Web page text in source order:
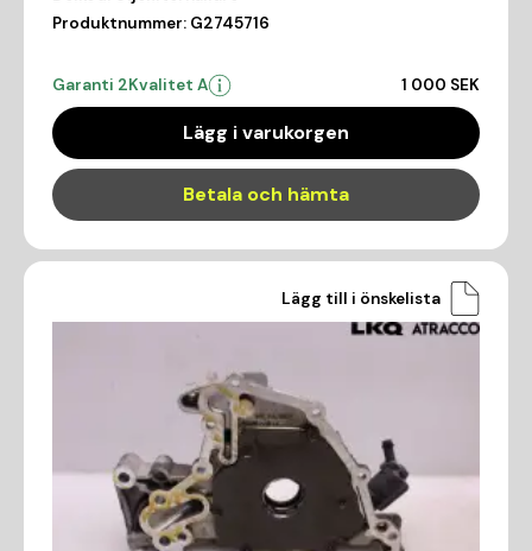
Produktnummer: G2745716
Garanti 2Kvalitet A 1 000 SEK
Lägg i varukorgen
Betala och hämta
Lägg till i önskelista